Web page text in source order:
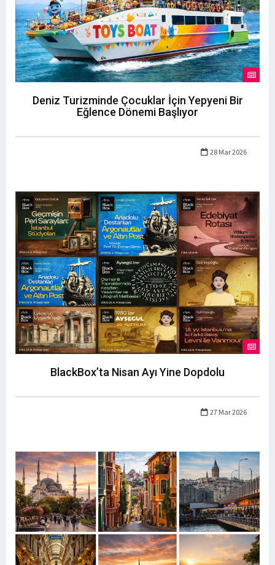
Deniz Turizminde Çocuklar İçin Yepyeni Bir
Eğlence Dönemi Başlıyor
28 Mar 2026
BlackBox’ta Nisan Ayı Yine Dopdolu
27 Mar 2026